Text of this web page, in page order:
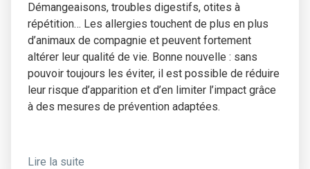
Démangeaisons, troubles digestifs, otites à
répétition… Les allergies touchent de plus en plus
d’animaux de compagnie et peuvent fortement
altérer leur qualité de vie. Bonne nouvelle : sans
pouvoir toujours les éviter, il est possible de réduire
leur risque d’apparition et d’en limiter l’impact grâce
à des mesures de prévention adaptées.
Lire la suite